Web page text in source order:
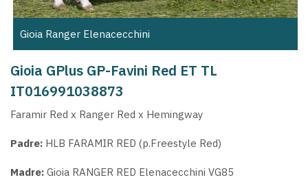
Gioia Ranger Elenacecchini
Gioia GPlus GP-Favini Red ET TL
IT016991038873
Faramir Red x Ranger Red x Hemingway
Padre: HLB FARAMIR RED (p.Freestyle Red)
Madre: Gioia RANGER RED Elenacecchini VG85